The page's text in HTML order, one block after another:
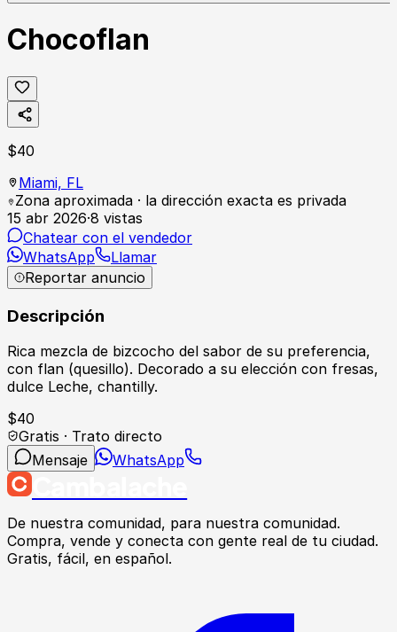
Chocoflan
$40
Miami, FL
Zona aproximada · la dirección exacta es privada
15 abr 2026·8 vistas
Chatear con el vendedor
WhatsApp
Llamar
Reportar anuncio
Descripción
Rica mezcla de bizcocho del sabor de su preferencia,
con flan (quesillo). Decorado a su elección con fresas,
dulce Leche, chantilly.
$40
Gratis · Trato directo
Mensaje
WhatsApp
De nuestra comunidad, para nuestra comunidad.
Compra, vende y conecta con gente real de tu ciudad.
Gratis, fácil, en español.